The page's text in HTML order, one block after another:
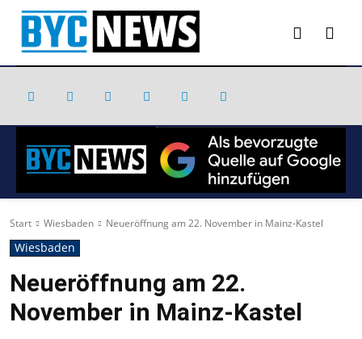
Start Wiesbaden Neueröffnung am 22. November in Mainz-Kastel
Wiesbaden
Neueröffnung am 22.
November in Mainz-Kastel